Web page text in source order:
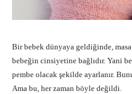
Bir bebek dünyaya geldiğinde,
bebeğin cinsiyetine bağlıdır. Yani
pembe olacak şekilde ayarlanır.
Ama bu, her zaman böyle değildi.